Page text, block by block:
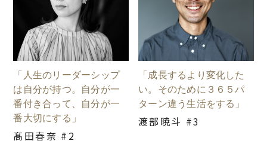
「人生のリーダーシップ
は自分が持つ。自分が一
番付き合って、自分が一
番大切にする」
髙田春奈 #2
「成長するより変化した
い。そのために３６５パ
ターン違う生活をする」
渡部暁斗 #3